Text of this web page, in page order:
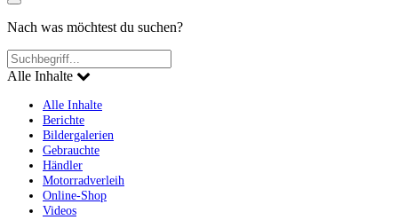
Nach was möchtest du suchen?
Alle Inhalte
Alle Inhalte
Berichte
Bildergalerien
Gebrauchte
Händler
Motorradverleih
Online-Shop
Videos